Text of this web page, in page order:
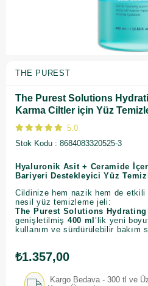
THE PUREST
The Purest Solutions
Karma Ciltler için Yüz
5.0
Stok Kodu
8684083320525-3
Hyaluronik Asit + Ceramide
Bariyeri Destekleyici Yüz
Cildinize hem nazik hem de
nesil yüz temizleme jeli:
The Purest Solutions
genişletilmiş 400 ml’lik yeni
kullanım ve sürdürülebilir bakım
₺1.357,00
Kargo Bedava - 300 tl ve